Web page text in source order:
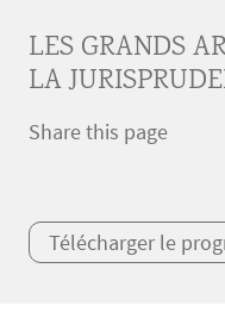
LES GRANDS
LA
Share this page
Télécharger le